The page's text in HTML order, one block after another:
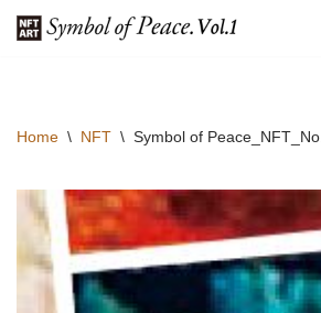
へ
キ
Home \ NFT \ Symbol of